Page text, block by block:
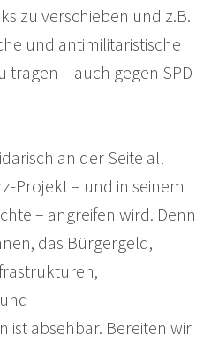
zu verschieben und z.B.
und antimilitaristische
tragen – auch gegen SPD
an der Seite all
Projekt – und in seinem
– angreifen wird. Denn
das Bürgergeld,
ist absehbar. Bereiten wir